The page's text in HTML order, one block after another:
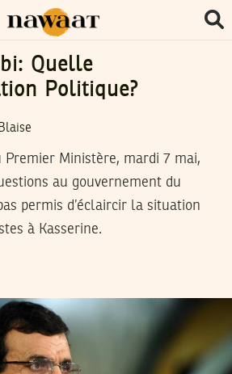
Quelle
Politique?
Premier Ministère, mardi 7 mai,
au gouvernement du
permis d’éclaircir la situation
à Kasserine.